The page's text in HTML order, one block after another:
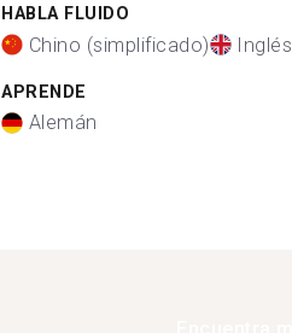
HABLA FLUIDO
Chino (simplificado) Inglés
APRENDE
Alemán